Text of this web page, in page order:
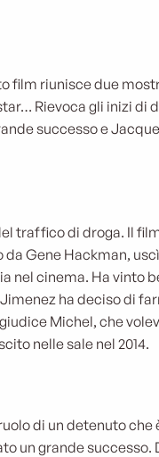
film riunisce due
Rievoca gli inizi di
successo e
traffico di droga. Il
Gene Hackman, uscì
nel cinema. Ha vinto
ha deciso di
Michel, che
nelle sale nel 2014.
di un detenuto
un grande successo.